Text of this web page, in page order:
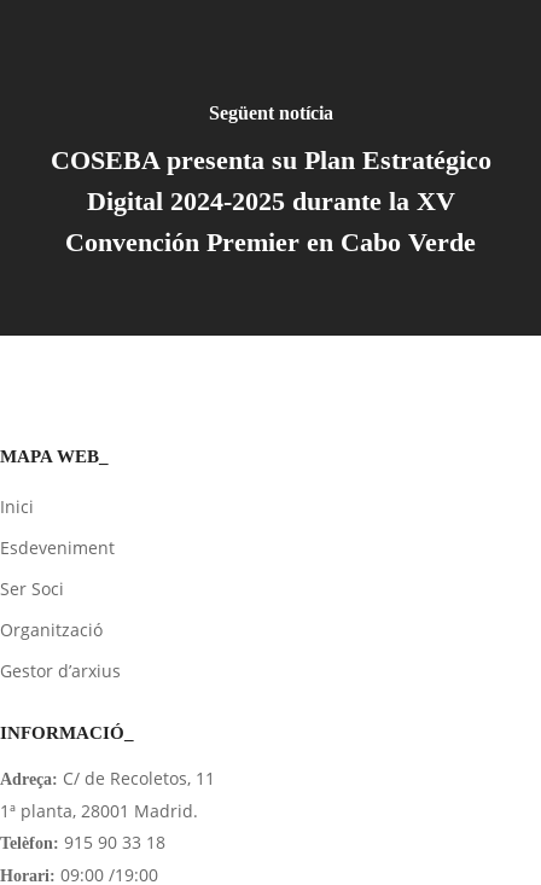
Següent notícia
COSEBA presenta su Plan Estratégico
Digital 2024-2025 durante la XV
Convención Premier en Cabo Verde
MAPA WEB_
Inici
Esdeveniment
Ser Soci
Organització
Gestor d’arxius
INFORMACIÓ_
Adreça: C/ de Recoletos, 11
1ª planta, 28001 Madrid.
Telèfon: 915 90 33 18
Horari: 09:00 /19:00